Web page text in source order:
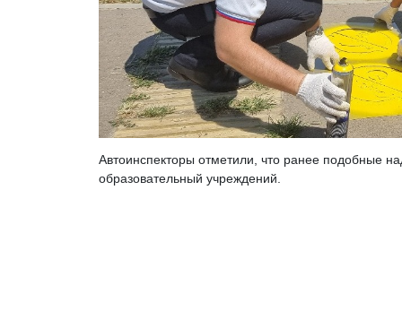
Автоинспекторы отметили, что ранее подобные
образовательный учреждений.